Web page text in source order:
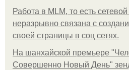
Работа в MLM, то есть
неразрывно связана с
своей страницы в соц сетях.
На шанхайской премьере
Совершенно Новый День"